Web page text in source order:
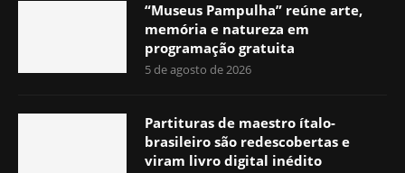
“Museus Pampulha” reúne arte,
memória e natureza em
programação gratuita
5 de agosto de 2026
Partituras de maestro ítalo-
brasileiro são redescobertas e
viram livro digital inédito